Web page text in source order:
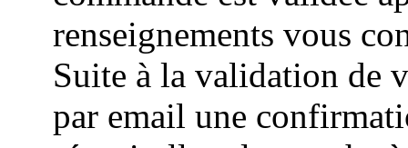
renseignements vous
Suite à la validation de
par email une